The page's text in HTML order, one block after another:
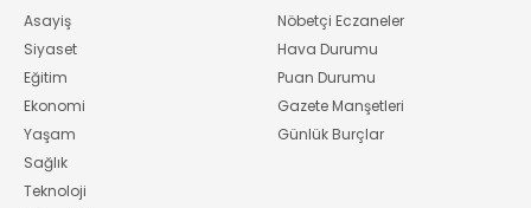
Asayiş
Siyaset
Eğitim
Ekonomi
Yaşam
Sağlık
Teknoloji
Nöbetçi Eczaneler
Hava Durumu
Puan Durumu
Gazete Manşetleri
Günlük Burçlar